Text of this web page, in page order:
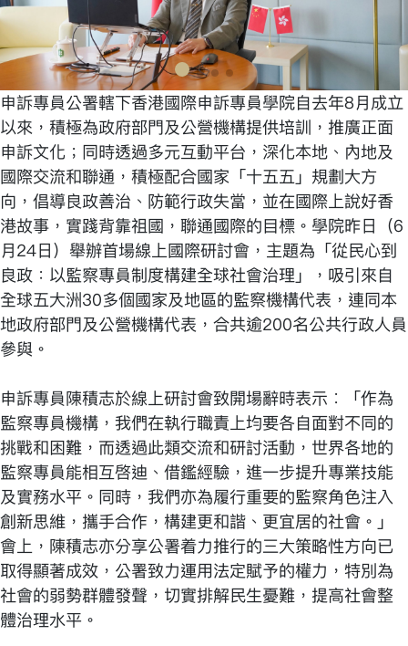
申訴專員公署轄下香港國際申訴專員學院自去年8月成立
以來，積極為政府部門及公營機構提供培訓，推廣正面
申訴文化；同時透過多元互動平台，深化本地、內地及
國際交流和聯通，積極配合國家「十五五」規劃大方
向，倡導良政善治、防範行政失當，並在國際上說好香
港故事，實踐背靠祖國，聯通國際的目標。學院昨日（6
月24日）舉辦首場線上國際研討會，主題為「從民心到
良政：以監察專員制度構建全球社會治理」，吸引來自
全球五大洲30多個國家及地區的監察機構代表，連同本
地政府部門及公營機構代表，合共逾200名公共行政人員
參與。
申訴專員陳積志於線上研討會致開場辭時表示︰「作為
監察專員機構，我們在執行職責上均要各自面對不同的
挑戰和困難，而透過此類交流和研討活動，世界各地的
監察專員能相互啓迪、借鑑經驗，進一步提升專業技能
及實務水平。同時，我們亦為履行重要的監察角色注入
創新思維，攜手合作，構建更和諧、更宜居的社會。」
會上，陳積志亦分享公署着力推行的三大策略性方向已
取得顯著成效，公署致力運用法定賦予的權力，特別為
社會的弱勢群體發聲，切實排解民生憂難，提高社會整
體治理水平。